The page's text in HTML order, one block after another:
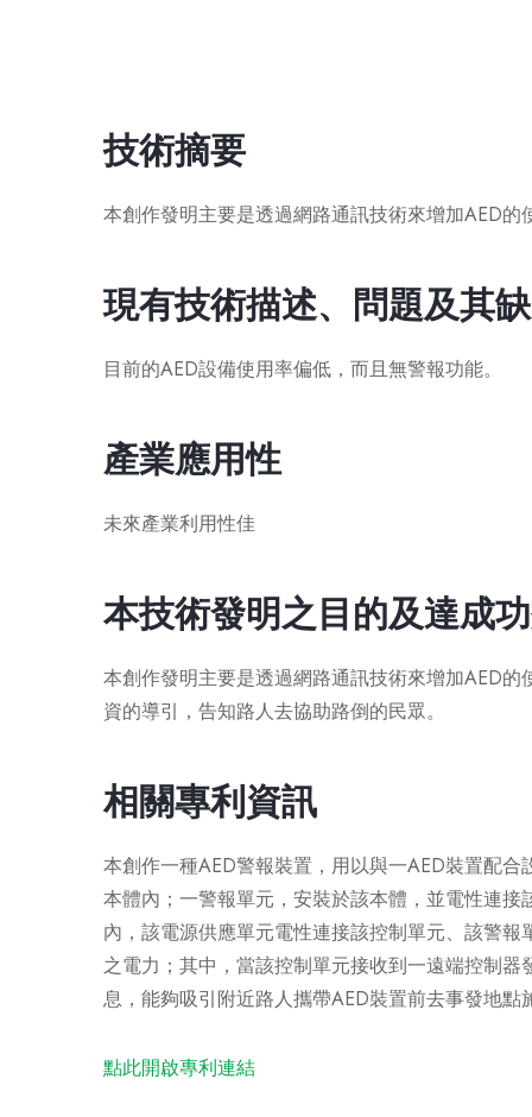
技術摘要
本創作發明主要是透過網路通訊技術來增加AED
現有技術描述、問題及其
目前的AED設備使用率偏低，而且無警報功能。
產業應用性
未來產業利用性佳
本技術發明之目的及達成
本創作發明主要是透過網路通訊技術來增加AED
資的導引，告知路人去協助路倒的民眾。
相關專利資訊
本創作一種AED警報裝置，用以與一AED裝置配
本體內；一警報單元，安裝於該本體，並電性連
內，該電源供應單元電性連接該控制單元、該警
之電力；其中，當該控制單元接收到一遠端控制
息，能夠吸引附近路人攜帶AED裝置前去事發地點
點此開啟專利連結